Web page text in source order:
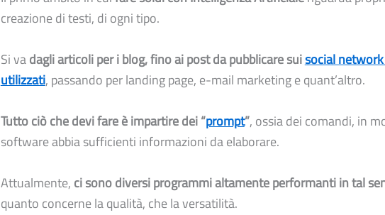
creazione di testi, di ogni tipo.
Si vadagli articoli per i blog, fino ai post da pubblicare suisocial
utilizzati, passando per landing page, e-mail marketing e quant’altro.
Tutto ciò che devi fare è impartire dei “prompt”, ossia dei comandi, in
software abbia sufficienti informazioni da elaborare.
Attualmente, ci sono diversi programmi altamente performanti in tal
quanto concerne la qualità, che la versatilità.